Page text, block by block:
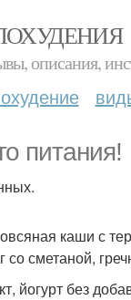
описания,
питания!
каши с
со сметаной,
йогурт без